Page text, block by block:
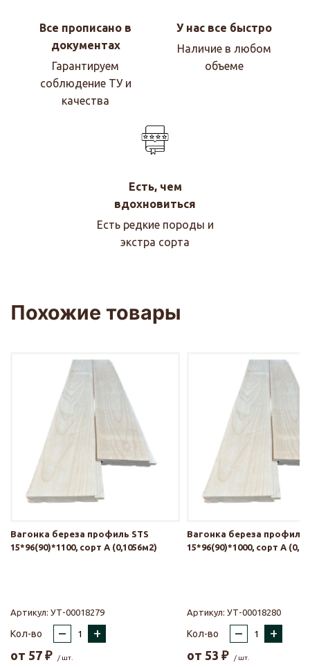
Все прописано в
документах
Гарантируем
соблюдение ТУ и
качества
У нас все быстро
Наличие в любом
объеме
Есть, чем
вдохновиться
Есть редкие породы и
экстра сорта
Похожие товары
Вагонка береза профиль STS
15*96(90)*1100, сорт А (0,1056м2)
Артикул: УТ-00018279
Кол-во – +
от 57 ₽ / шт.
Вагонка береза профиль
15*96(90)*1000, сорт А
Артикул: УТ-00018280
Кол-во – +
от 53 ₽ / шт.